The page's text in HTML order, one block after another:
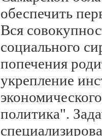
обеспечить
Вся
социального
попечения
укрепление
политика".